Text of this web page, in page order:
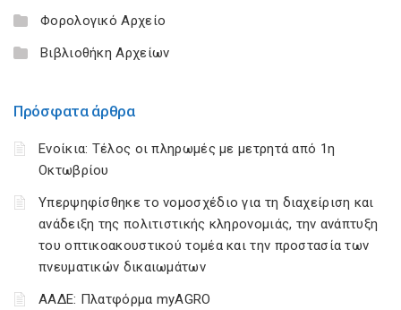
Φορολογικό Αρχείο
Βιβλιοθήκη Αρχείων
Πρόσφατα άρθρα
Ενοίκια: Τέλος οι πληρωμές με μετρητά από 1η
Οκτωβρίου
Υπερψηφίσθηκε το νομοσχέδιο για τη διαχείριση και
ανάδειξη της πολιτιστικής κληρονομιάς, την ανάπτυξη
του οπτικοακουστικού τομέα και την προστασία των
πνευματικών δικαιωμάτων
ΑΑΔΕ: Πλατφόρμα myAGRO